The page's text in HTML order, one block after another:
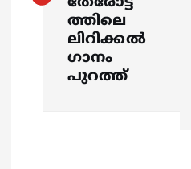
t
ത്തിലെ
ലിറിക്കല്‍
ഗാനം
പുറത്ത്